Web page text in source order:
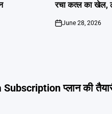
रचा कत्ल का खेल,
on
June 28, 2026
प्लान की